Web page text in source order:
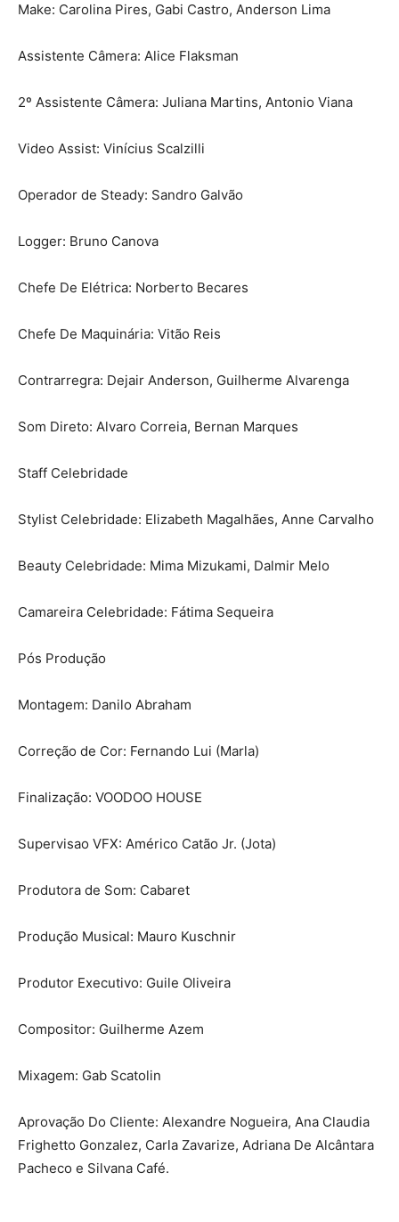
Make: Carolina Pires, Gabi Castro, Anderson Lima
Assistente Câmera: Alice Flaksman
2º Assistente Câmera: Juliana Martins, Antonio Viana
Video Assist: Vinícius Scalzilli
Operador de Steady: Sandro Galvão
Logger: Bruno Canova
Chefe De Elétrica: Norberto Becares
Chefe De Maquinária: Vitão Reis
Contrarregra: Dejair Anderson, Guilherme Alvarenga
Som Direto: Alvaro Correia, Bernan Marques
Staff Celebridade
Stylist Celebridade: Elizabeth Magalhães, Anne Carvalho
Beauty Celebridade: Mima Mizukami, Dalmir Melo
Camareira Celebridade: Fátima Sequeira
Pós Produção
Montagem: Danilo Abraham
Correção de Cor: Fernando Lui (Marla)
Finalização: VOODOO HOUSE
Supervisao VFX: Américo Catão Jr. (Jota)
Produtora de Som: Cabaret
Produção Musical: Mauro Kuschnir
Produtor Executivo: Guile Oliveira
Compositor: Guilherme Azem
Mixagem: Gab Scatolin
Aprovação Do Cliente: Alexandre Nogueira, Ana Claudia
Frighetto Gonzalez, Carla Zavarize, Adriana De Alcântara
Pacheco e Silvana Café.